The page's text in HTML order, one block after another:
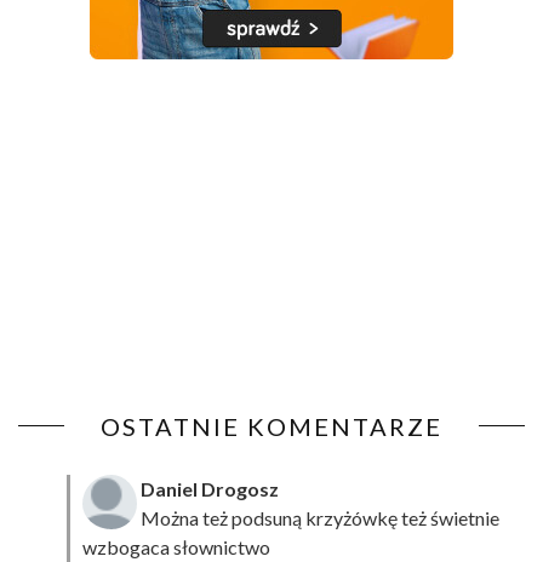
OSTATNIE KOMENTARZE
Daniel Drogosz
Można też podsuną krzyżówkęteż świetnie
wzbogaca słownictwo